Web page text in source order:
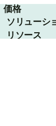
価格
ソリューシ
リソース